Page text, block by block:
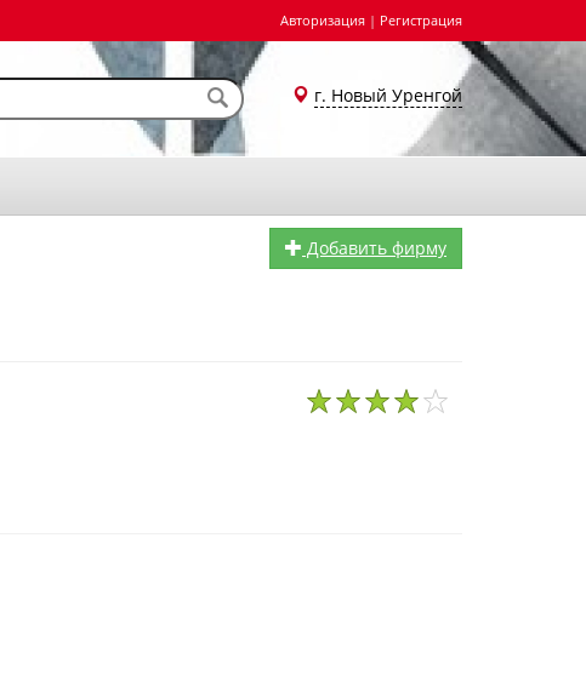
Авторизация | Регистрация
г. Новый Уренгой
Добавить фирму